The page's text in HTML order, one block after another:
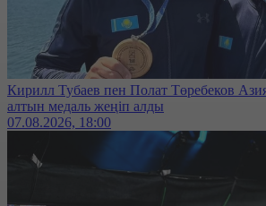
Кирилл Тубаев пен Полат Төребеков
алтын медаль жеңіп алды
07.08.2026, 18:00